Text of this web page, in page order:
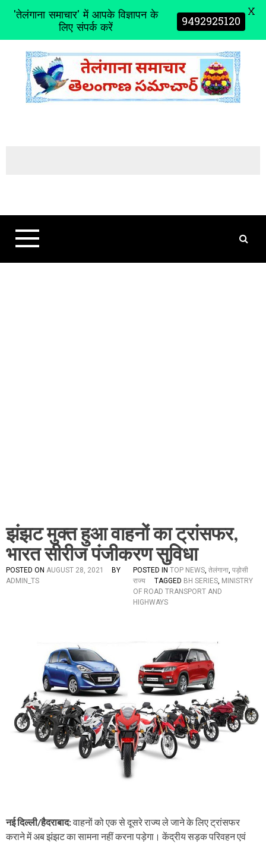
t
झंझट मुक्त हुआ वाहनों का ट्रांसफर,
भारत सीरीज पंजीकरण सुविधा
POSTED ON AUGUST 28, 2021
BY
ADMIN_TS
POSTED IN TOP NEWS, तेलंगाना, पड़ोसी
राज्य
TAGGED BH SERIES, MINISTRY
OF ROAD TRANSPORT AND
HIGHWAYS
नई दिल्ली/हैदराबाद:वाहनों को एक से दूसरे राज्य ले जाने के लिए ट्रांसफर
कराने में अब झंझट का सामना नहीं करना पड़ेगा। केंद्रीय सड़क परिवहन एवं
'तेलंगाना समाचार' में आपके विज्ञापन के
लिए संपर्क करें 9492925120 X